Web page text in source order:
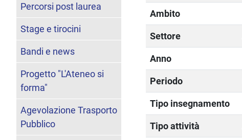
Ambito
Settore
Anno
Periodo
Tipo insegnamento
Tipo attività
Percorsi post laurea
Stage e tirocini
Bandi e news
Progetto "L'Ateneo si
forma"
Agevolazione Trasporto
Pubblico